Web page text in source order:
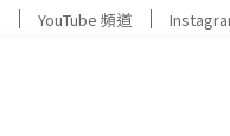
YouTube 頻道